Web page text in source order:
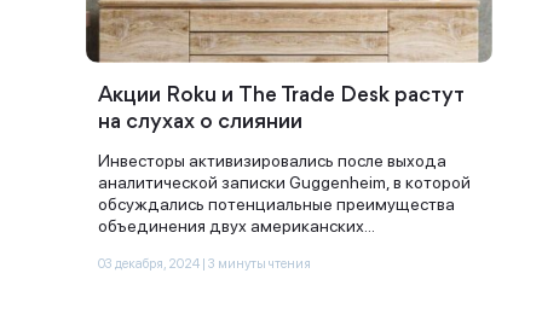
Акции Roku и The Trade Desk растут
на слухах о слиянии
Инвесторы активизировались после выхода
аналитической записки Guggenheim, в которой
обсуждались потенциальные преимущества
объединения двух американских...
03 декабря, 2024 | 3 минуты чтения
Спасибо за заявку